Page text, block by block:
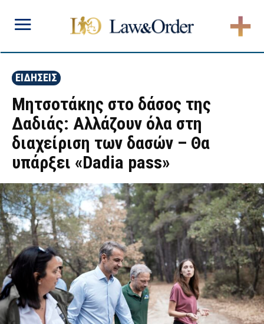
ΕΙΔΗΣΕΙΣ
Μητσοτάκης στο δάσος της
Δαδιάς: Αλλάζουν όλα στη
διαχείριση των δασών – Θα
υπάρξει «Dadia pass»